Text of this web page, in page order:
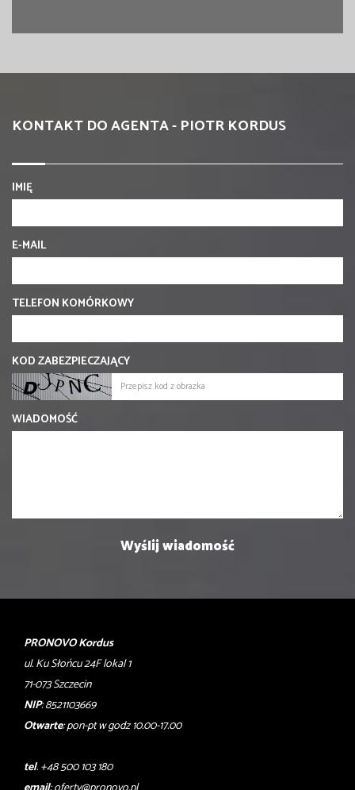
KONTAKT DO AGENTA - PIOTR KORDUS
IMIĘ
E-MAIL
TELEFON KOMÓRKOWY
KOD ZABEZPIECZAJĄCY
WIADOMOŚĆ
PRONOVO Kordus
ul. Ku Słońcu 24F lokal 1
71-073 Szczecin
NIP: 8521103669
Otwarte: pon-pt w godz 10.00-17.00
tel. +48 500 103 180